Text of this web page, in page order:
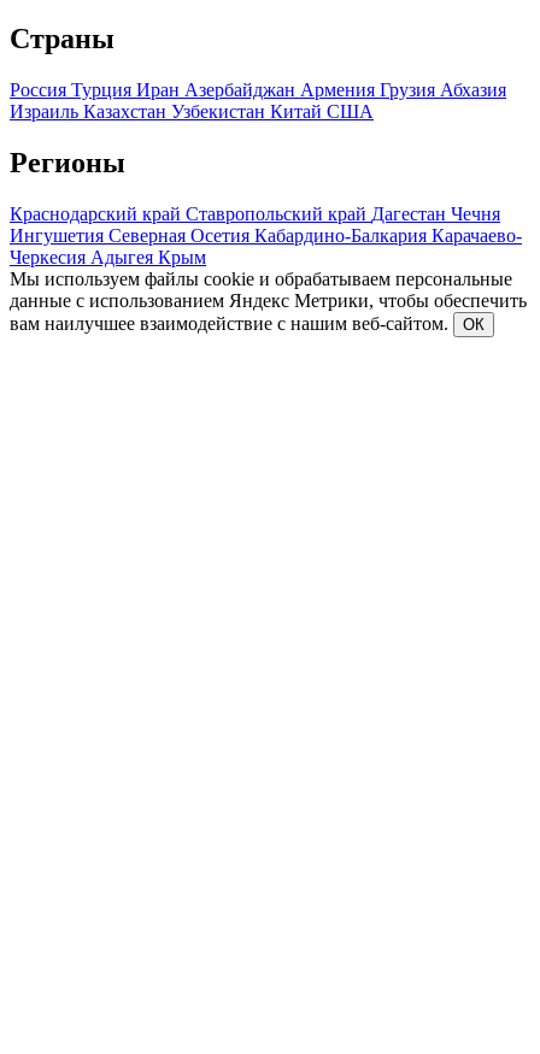
Страны
Россия Турция Иран Азербайджан Армения Грузия Абхазия
Израиль Казахстан Узбекистан Китай США
Регионы
Краснодарский край Ставропольский край Дагестан Чечня
Ингушетия Северная Осетия Кабардино-Балкария Карачаево-
Черкесия Адыгея Крым
Мы используем файлы cookie и обрабатываем персональные
данные с использованием Яндекс Метрики, чтобы обеспечить
вам наилучшее взаимодействие с нашим веб-сайтом.
ОК